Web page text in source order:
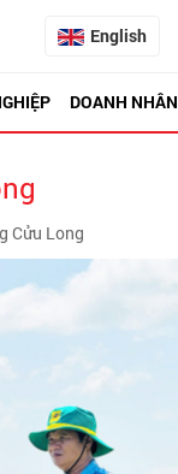
English
DOANH NHÂN
Cửu Long